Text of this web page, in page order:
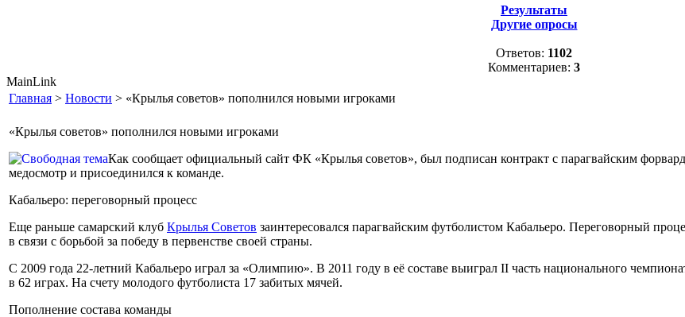
Результаты
Другие опросы
Ответов: 1102
Комментариев: 3
MainLink
Главная > Новости > «Крылья советов» пополнился новыми игроками
«Крылья советов» пополнился новыми игроками
Как сообщает официальный сайт ФК «Крылья советов», был подписан контракт с парагвайским
медосмотр и присоединился к команде.
Кабальеро: переговорный процесс
Еще раньше самарский клуб Крылья Советов заинтересовался парагвайским футболистом Кабальеро. Переговорный
в связи с борьбой за победу в первенстве своей страны.
С 2009 года 22-летний Кабальеро играл за «Олимпию». В 2011 году в её составе выиграл II часть национального
в 62 играх. На счету молодого футболиста 17 забитых мячей.
Пополнение состава команды